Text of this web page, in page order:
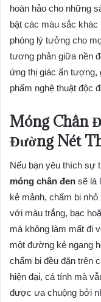
hoàn hảo cho những
bật các màu sắc khác
phóng lý tưởng cho
tương phản giữa nền
ứng thị giác ấn tượng,
phẩm nghệ thuật độc
Móng Chân
Đường Nét
Nếu bạn yêu thích sự
móng chân đen sẽ là
kẻ mảnh, chấm bi
với màu trắng, bạc
mà không làm mất đi
một đường kẻ ngang
chấm bi đều đặn trên
hiện đại, cá tính mà
được ưa chuộng bởi